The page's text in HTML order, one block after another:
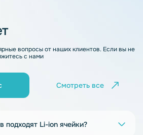
вопросы от наших клиентов. Если вы не
с нами
Смотреть все
подходят Li-ion ячейки?